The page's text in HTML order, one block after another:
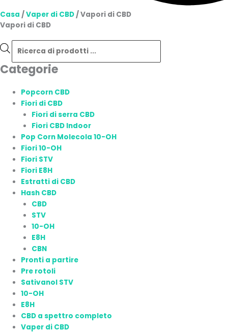
Casa /Vaper di CBD / Vapori di CBD
Vapori di CBD
Categorie
Popcorn CBD
Fiori di CBD
Fiori di serra CBD
Fiori CBD Indoor
Pop Corn Molecola 10-OH
Fiori 10-OH
Fiori STV
Fiori E8H
Estratti di CBD
Hash CBD
CBD
STV
10-OH
E8H
CBN
Pronti a partire
Pre rotoli
Sativanol STV
10-OH
E8H
CBD a spettro completo
Vaper di CBD